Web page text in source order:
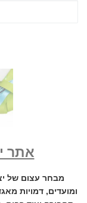
אתר
מבחר עצום של
ומועדים, דמויות